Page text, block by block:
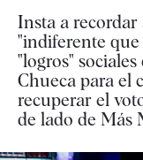
Insta a recordar
"indiferente que
"logros"
Chueca para el
recuperar el
de lado de Más